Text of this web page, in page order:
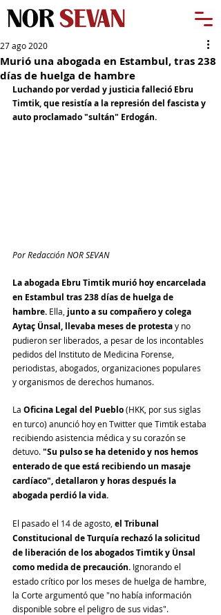
Murió una abogada en Estambul, tras 238
días de huelga de hambre
27 ago 2020
Luchando por verdad y justicia falleció Ebru
Timtik, que resistía a la represión del fascista y
auto proclamado "sultán" Erdogán.
Por Redacción NOR SEVAN
La abogada Ebru Timtik murió hoy encarcelada
en Estambul tras 238 días de huelga de
hambre. Ella, junto a su compañero y colega
Aytaç Ünsal, llevaba meses de protesta y no
pudieron ser liberados, a pesar de los incontables
pedidos del Instituto de Medicina Forense,
periodistas, abogados, organizaciones populares
y organismos de derechos humanos.
La Oficina Legal del Pueblo (HKK, por sus siglas
en turco) anunció hoy en Twitter que Timtik estaba
recibiendo asistencia médica y su corazón se
detuvo. "Su pulso se ha detenido y nos hemos
enterado de que está recibiendo un masaje
cardíaco", detallaron y horas después la
abogada perdió la vida.
El pasado el 14 de agosto, el Tribunal
Constitucional de Turquía rechazó la solicitud
de liberación de los abogados Timtik y Ünsal
como medida de precaución. Ignorando el
estado crítico por los meses de huelga de hambre,
la Corte argumentó que "no había información
disponible sobre el peligro de sus vidas".